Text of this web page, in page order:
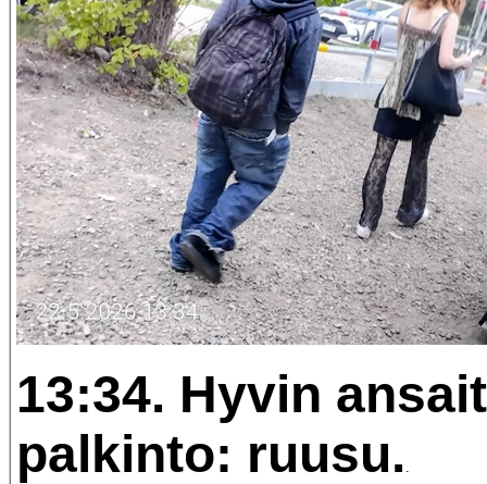
13:34. Hyvin
palkinto: ruusu.